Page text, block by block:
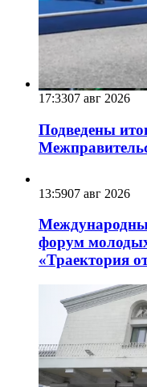
17:3307 авг 2026
Подведены
13:5907 авг 2026
форум молодых
«Траектория